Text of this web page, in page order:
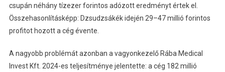
csupán néhány tízezer forintos adózott eredményt értek el.
Összehasonlításképp: Dzsudzsákék idején 29–47 millió forintos
profitot hozott a cég évente.
A nagyobb problémát azonban a vagyonkezelő Rába Medical
Invest Kft. 2024-es teljesítménye jelentette: a cég 182 millió